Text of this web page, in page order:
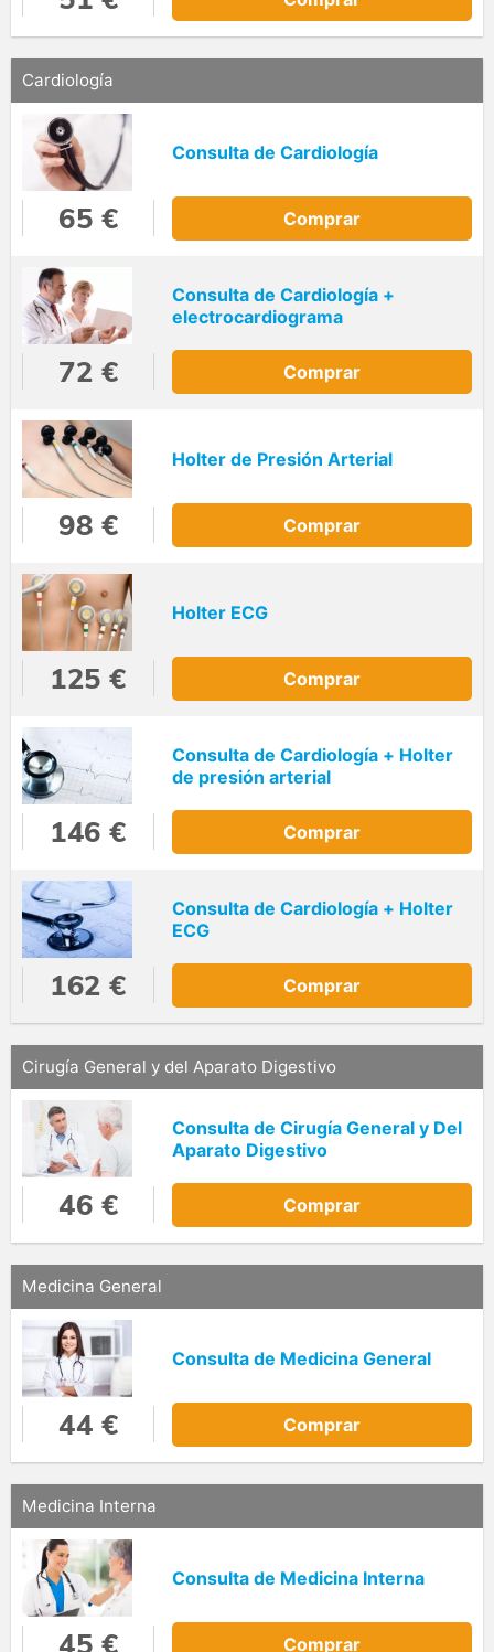
Cardiología
Consulta de Cardiología
65 € Comprar
Consulta de Cardiología +
electrocardiograma
72 € Comprar
Holter de Presión Arterial
98 € Comprar
Holter ECG
125 € Comprar
Consulta de Cardiología + Holter
de presión arterial
146 € Comprar
Consulta de Cardiología + Holter
ECG
162 € Comprar
Cirugía General y del Aparato Digestivo
Consulta de Cirugía General y Del
Aparato Digestivo
46 € Comprar
Medicina General
Consulta de Medicina General
44 € Comprar
Medicina Interna
Consulta de Medicina Interna
45 € Comprar